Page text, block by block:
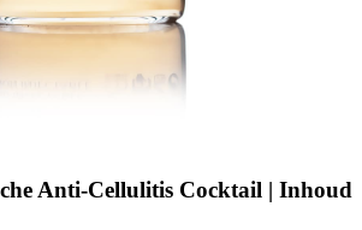
Anti-Cellulitis Cocktail | Inhoud